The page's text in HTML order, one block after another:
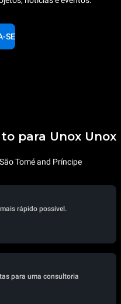
SE
para Unox Unox
Tomé and Príncipe
rápido possível.
para uma consultoria